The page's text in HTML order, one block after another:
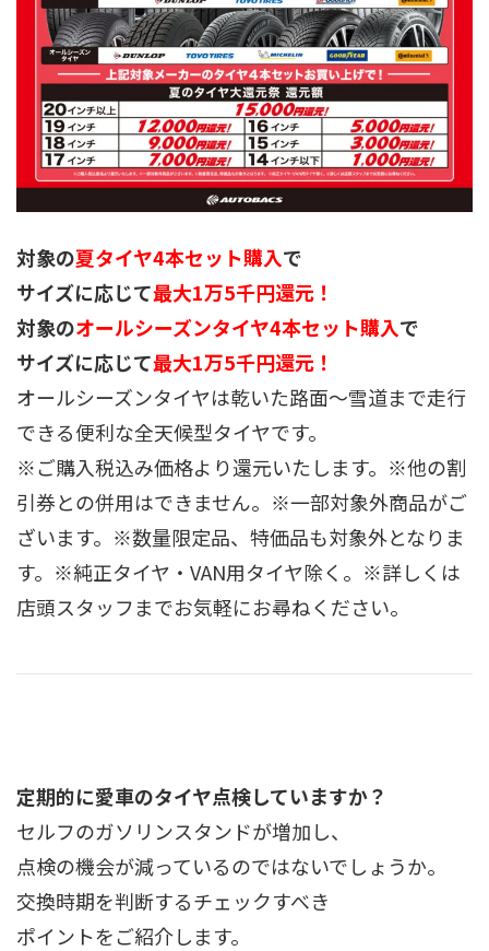
対象の夏タイヤ4本セット購入で
サイズに応じて最大1万5千円還元！
対象のオールシーズンタイヤ4本セット購入で
サイズに応じて最大1万5千円還元！
オールシーズンタイヤは乾いた路面～雪道まで走行
できる便利な全天候型タイヤです。
※ご購入税込み価格より還元いたします。※他の割
引券との併用はできません。※一部対象外商品がご
ざいます。※数量限定品、特価品も対象外となりま
す。※純正タイヤ・VAN用タイヤ除く。※詳しくは
店頭スタッフまでお気軽にお尋ねください。
定期的に愛車のタイヤ点検していますか？
セルフのガソリンスタンドが増加し、
点検の機会が減っているのではないでしょうか。
交換時期を判断するチェックすべき
ポイントをご紹介します。